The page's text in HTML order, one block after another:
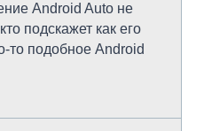
Android Auto не
подскажет как его
то подобное Android